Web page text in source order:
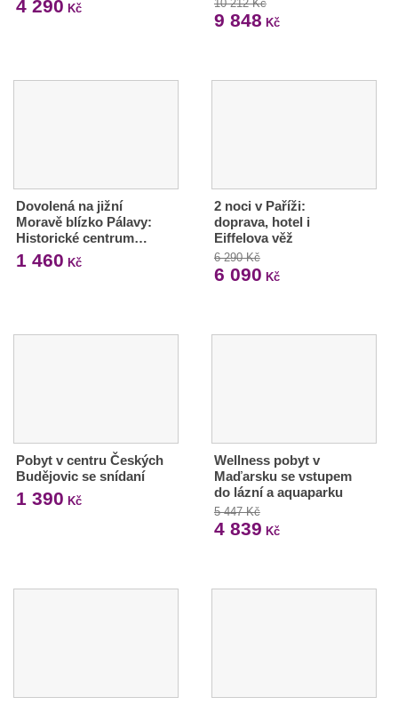
4 290 Kč 10 212 Kč
9 848 Kč
Dovolená na jižní
Moravě blízko Pálavy:
Historické centrum…
1 460 Kč
2 noci v Paříži:
doprava, hotel i
Eiffelova věž
6 290 Kč
6 090 Kč
Pobyt v centru Českých
Budějovic se snídaní
1 390 Kč
Wellness pobyt v
Maďarsku se vstupem
do lázní a aquaparku
5 447 Kč
4 839 Kč